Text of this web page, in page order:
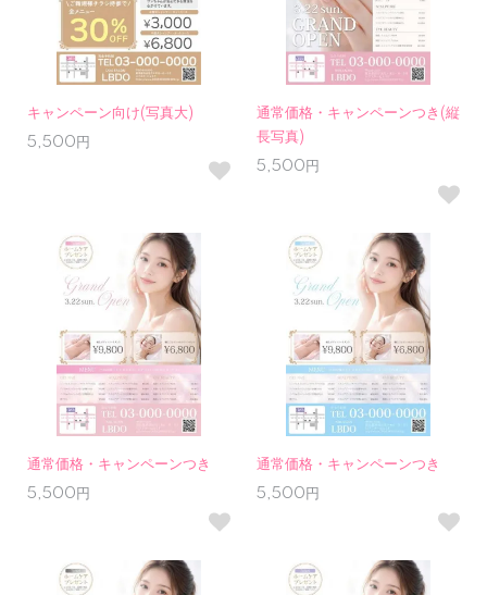
キャンペーン向け(写真大)
5,500円
通常価格・キャンペーンつき(縦
長写真)
5,500円
通常価格・キャンペーンつき
5,500円
通常価格・キャンペーンつき
5,500円